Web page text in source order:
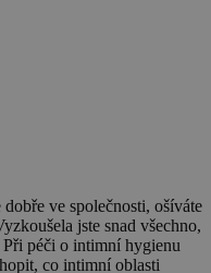
ve společnosti, ošíváte
jste snad všechno,
péči o intimní hygienu
co intimní oblasti